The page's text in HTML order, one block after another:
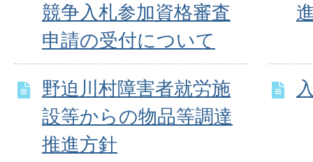
競争入札参加資格審査
申請の受付について
野迫川村障害者就労施
設等からの物品等調達
推進方針